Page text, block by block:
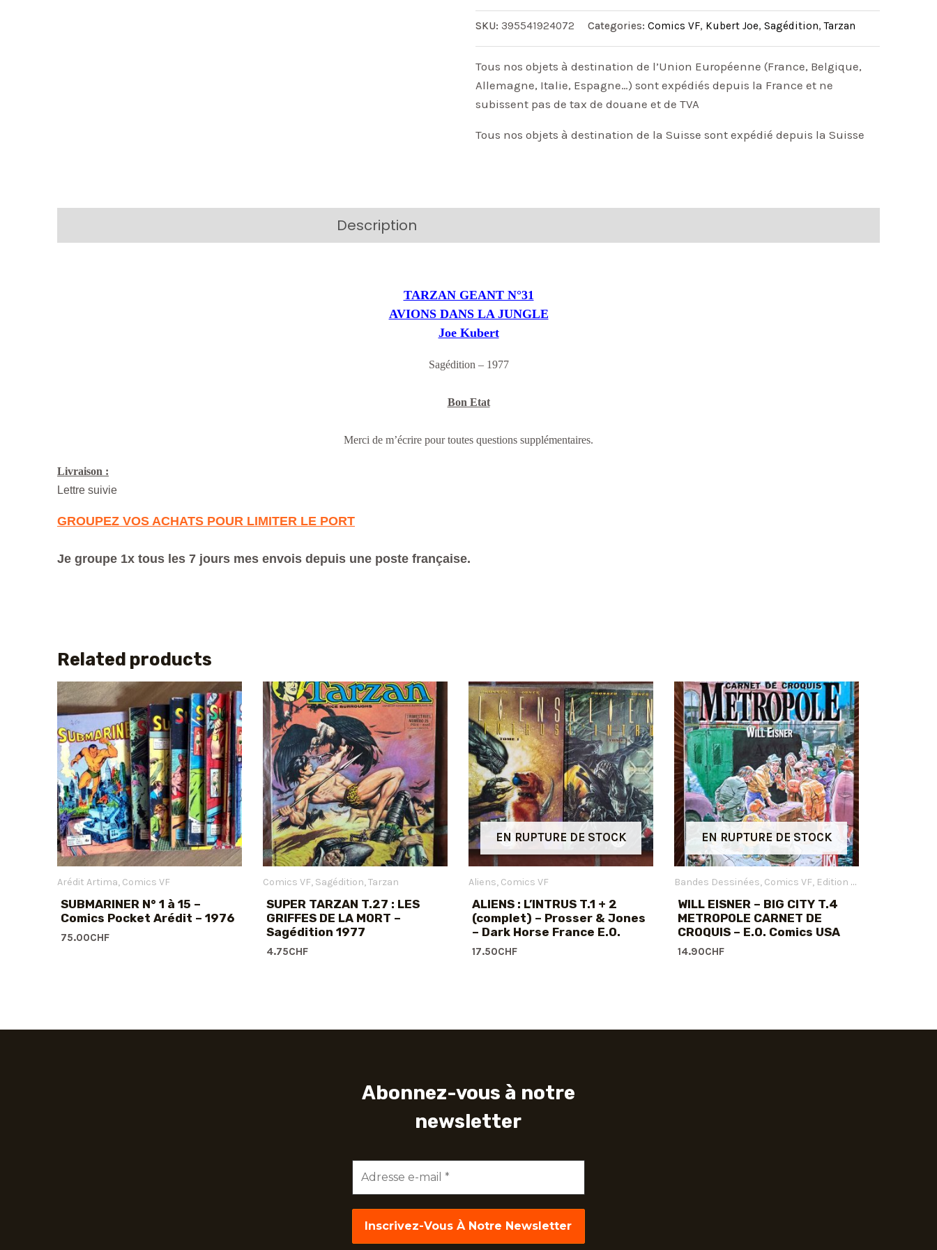
SKU: 395541924072 Categories: Comics VF, Kubert Joe, Sagédition,Tarzan
Tous nos objets à destination de l’Union Européenne (France, Belgique,
Allemagne, Italie, Espagne…) sont expédiés depuis la France et ne
subissent pas de tax de douane et de TVA
Tous nos objets à destination de la Suisse sont expédié depuis la Suisse
Description
TARZAN GEANT N°31
AVIONS DANS LA JUNGLE
Joe Kubert
Sagédition – 1977
Bon Etat
Merci de m’écrire pour toutes questions supplémentaires.
Livraison :
Lettre suivie
GROUPEZ VOS ACHATS POUR LIMITER LE PORT
Je groupe 1x tous les 7 jours mes envois depuis une poste française.
Related products
Arédit Artima Comics VF
SUBMARINER N° 1 à 15 –
Comics Pocket Arédit – 1976
75.00CHF
Comics VF Sagédition Tarzan
SUPER TARZAN T.27 : LES
GRIFFES DE LA MORT –
Sagédition 1977
4.75CHF
EN RUPTURE DE STOCK
Aliens Comics VF
ALIENS : L’INTRUS T.1 + 2
(complet) – Prosser & Jones
– Dark Horse France E.O.
17.50CHF
EN RUPTURE DE STOCK
Bandes Dessinées Comics VF Edition Originale
WILL EISNER – BIG CITY T.4
METROPOLE CARNET DE
CROQUIS – E.O. Comics USA
14.90CHF
Abonnez-vous à notre
newsletter
mail
*